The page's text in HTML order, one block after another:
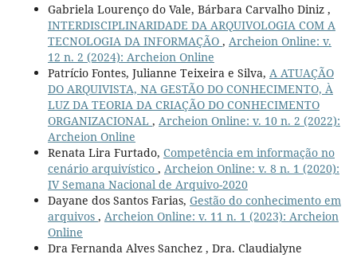
Gabriela Lourenço do Vale, Bárbara Carvalho Diniz ,
INTERDISCIPLINARIDADE DA ARQUIVOLOGIA COM A
TECNOLOGIA DA INFORMAÇÃO , Archeion Online: v.
12 n. 2 (2024): Archeion Online
Patrício Fontes, Julianne Teixeira e Silva, A ATUAÇÃO
DO ARQUIVISTA, NA GESTÃO DO CONHECIMENTO, À
LUZ DA TEORIA DA CRIAÇÃO DO CONHECIMENTO
ORGANIZACIONAL , Archeion Online: v. 10 n. 2 (2022):
Archeion Online
Renata Lira Furtado, Competência em informação no
cenário arquivístico , Archeion Online: v. 8 n. 1 (2020):
IV Semana Nacional de Arquivo-2020
Dayane dos Santos Farias, Gestão do conhecimento em
arquivos , Archeion Online: v. 11 n. 1 (2023): Archeion
Online
Dra Fernanda Alves Sanchez , Dra. Claudialyne